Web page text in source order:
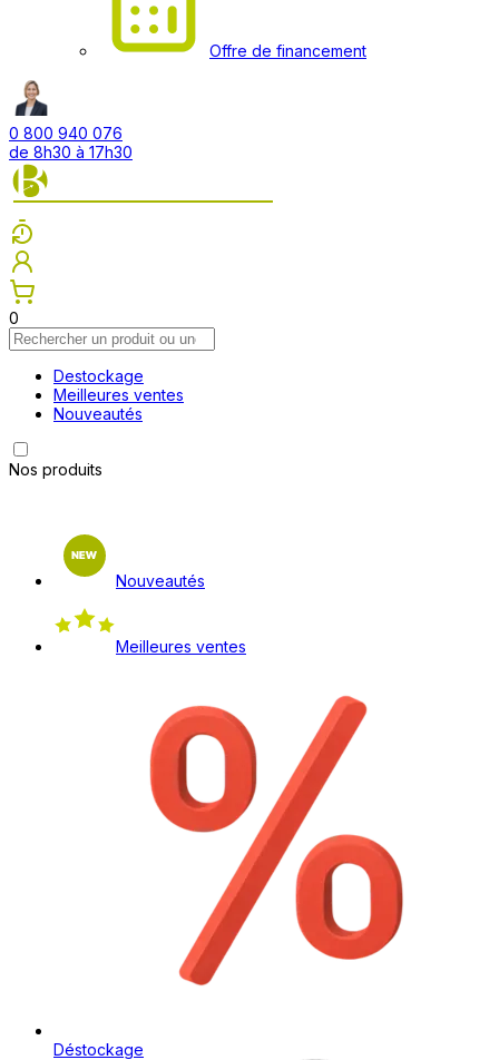
Offre de financement
0 800 940 076
de 8h30 à 17h30
0
Destockage
Meilleures ventes
Nouveautés
Nos produits
Nouveautés
Meilleures ventes
Déstockage